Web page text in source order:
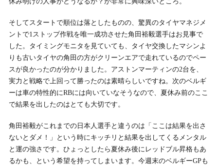
そしてスタートで順位は落としたものの、驚異のタイヤマネジメ
ントで1ストップ作戦を唯一成功させた角田裕毅選手はお見事で
した。タイミングモニタを見ていても、タイヤ交換したマシンよ
りも古いタイヤの角田の方がクリーンエアで走れているのでペー
スが良かったのが分かりました。アストンマーティンの2台を、
実力と戦略で上回って勝ったのは素晴らしいですね。次のベルギ
ーは車の特性的にRBには向いていなそうなので、夏休み前のここ
で結果を出したのはとても大切です。
角田裕毅がこれまでの日本人選手と違うのは「ここは結果を出さ
ないとダメ！」という時にキッチリと結果を出してくるメンタル
と運の強さです。ひょっとしたら夏休み後にレッドブル昇格もあ
るかも、という希望を持ってしまいます。今週末のベルギーGPも